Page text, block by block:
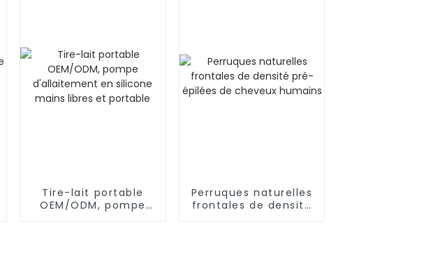
Tire-lait portable
OEM/ODM, pompe
Perruques naturelles
frontales de densité